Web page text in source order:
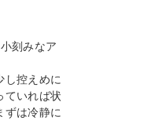
刻みなア
し控えめに
ていれば状
ずは冷静に